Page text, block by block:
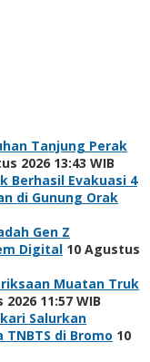
Tanjung Perak
2026 13:43 WIB
Berhasil Evakuasi 4
di Gunung Orak
Gen Z
Digital 10 Agustus
Muatan Truk
11:57 WIB
Salurkan
di Bromo 10